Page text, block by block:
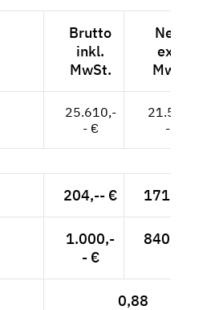
Brutto
inkl.
MwSt.
Netto
exkl.
MwSt.
25.610,-
- €
21.521,-
- €
204,-- € 171,43 €
1.000,-
- €
840,34 €
0,88